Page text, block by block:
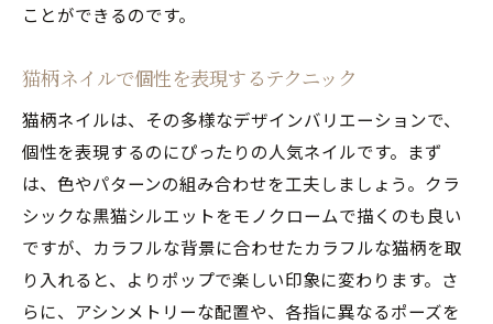
ことができるのです。
猫柄ネイルで個性を表現するテクニック
猫柄ネイルは、その多様なデザインバリエーションで、
個性を表現するのにぴったりの人気ネイルです。まず
は、色やパターンの組み合わせを工夫しましょう。クラ
シックな黒猫シルエットをモノクロームで描くのも良い
ですが、カラフルな背景に合わせたカラフルな猫柄を取
り入れると、よりポップで楽しい印象に変わります。さ
らに、アシンメトリーな配置や、各指に異なるポーズを